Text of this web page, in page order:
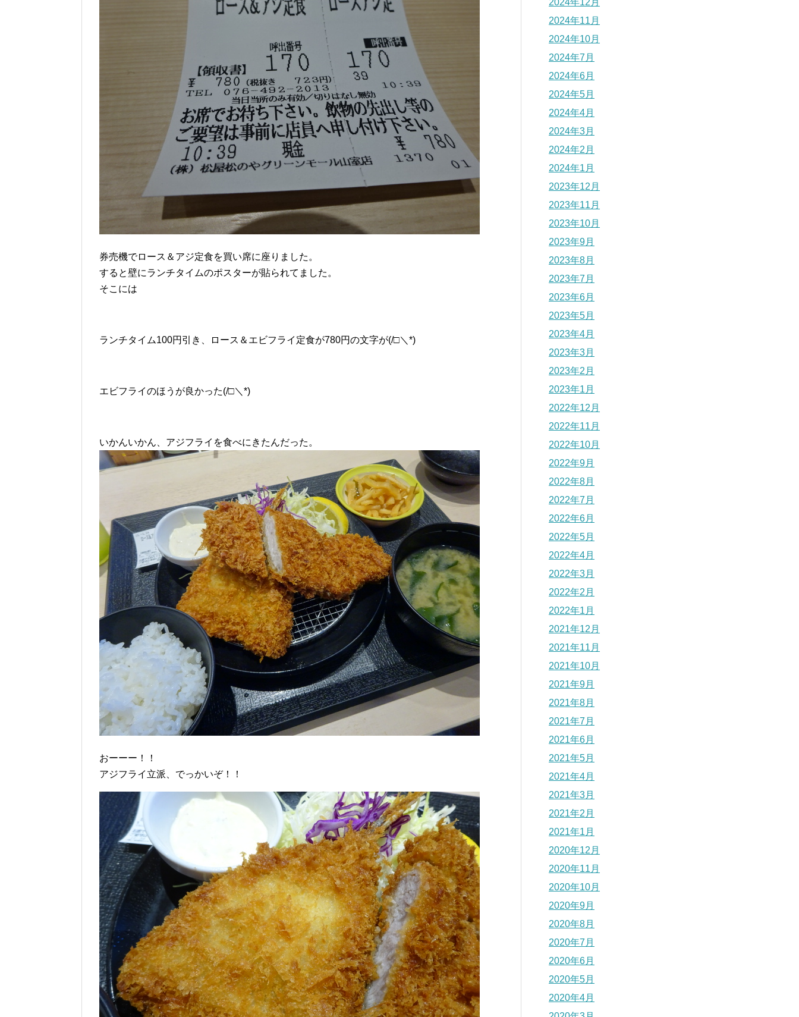
券売機でロース＆アジ定食を買い席に座りました。
すると壁にランチタイムのポスターが貼られてました。
そこには
ランチタイム100円引き、ロース＆エビフライ定食が780円の文字が(/□＼*)
エビフライのほうが良かった(/□＼*)
いかんいかん、アジフライを食べにきたんだった。
おーーー！！
アジフライ立派、でっかいぞ！！
2024年12月
2024年11月
2024年10月
2024年7月
2024年6月
2024年5月
2024年4月
2024年3月
2024年2月
2024年1月
2023年12月
2023年11月
2023年10月
2023年9月
2023年8月
2023年7月
2023年6月
2023年5月
2023年4月
2023年3月
2023年2月
2023年1月
2022年12月
2022年11月
2022年10月
2022年9月
2022年8月
2022年7月
2022年6月
2022年5月
2022年4月
2022年3月
2022年2月
2022年1月
2021年12月
2021年11月
2021年10月
2021年9月
2021年8月
2021年7月
2021年6月
2021年5月
2021年4月
2021年3月
2021年2月
2021年1月
2020年12月
2020年11月
2020年10月
2020年9月
2020年8月
2020年7月
2020年6月
2020年5月
2020年4月